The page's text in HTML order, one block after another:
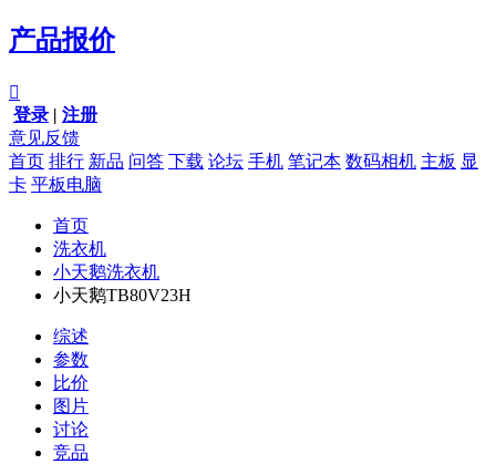
产品报价

登录 | 注册
意见反馈
首页 排行 新品 问答 下载 论坛 手机 笔记本 数码相机 主板 显
卡 平板电脑
首页
洗衣机
小天鹅洗衣机
小天鹅TB80V23H
综述
参数
比价
图片
讨论
竞品